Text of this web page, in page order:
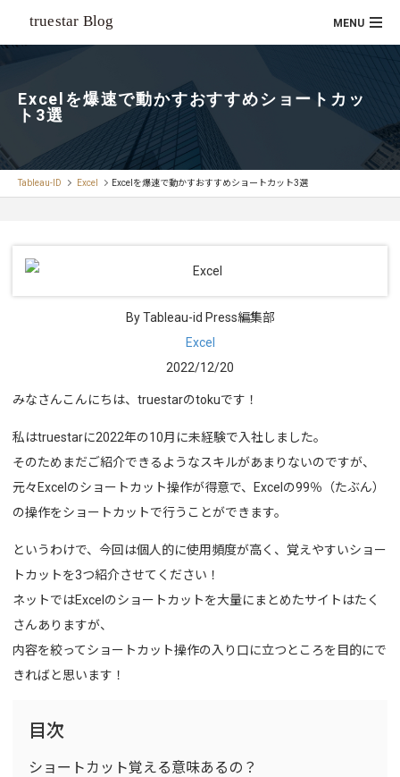
Excelを爆速で動かすおすすめショートカッ
ト3選
Tableau-ID Excel Excelを爆速で動かすおすすめショートカット3選
By Tableau-id Press編集部
Excel
2022/12/20
みなさんこんにちは、truestarのtokuです！
私はtruestarに2022年の10月に未経験で入社しました。
そのためまだご紹介できるようなスキルがあまりないのですが、
元々Excelのショートカット操作が得意で、Excelの99％（たぶん）
の操作をショートカットで行うことができます。
というわけで、今回は個人的に使用頻度が高く、覚えやすいショー
トカットを3つ紹介させてください！
ネットではExcelのショートカットを大量にまとめたサイトはたく
さんありますが、
内容を絞ってショートカット操作の入り口に立つところを目的にで
きればと思います！
目次
ショートカット覚える意味あるの？